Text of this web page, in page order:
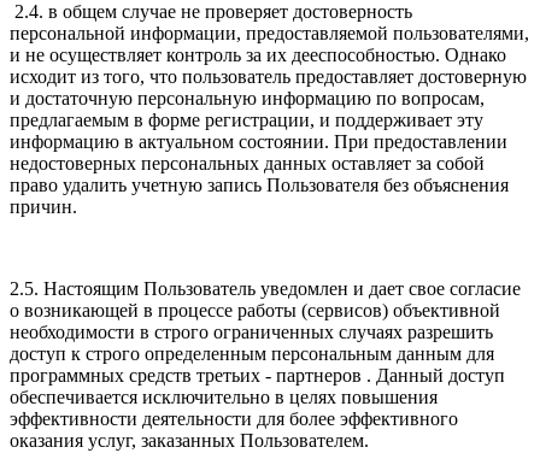
2.4. в общем случае не проверяет достоверность
персональной информации, предоставляемой пользователями,
и не осуществляет контроль за их дееспособностью. Однако
исходит из того, что пользователь предоставляет достоверную
и достаточную персональную информацию по вопросам,
предлагаемым в форме регистрации, и поддерживает эту
информацию в актуальном состоянии. При предоставлении
недостоверных персональных данных оставляет за собой
право удалить учетную запись Пользователя без объяснения
причин.
2.5. Настоящим Пользователь уведомлен и дает свое согласие
о возникающей в процессе работы (сервисов) объективной
необходимости в строго ограниченных случаях разрешить
доступ к строго определенным персональным данным для
программных средств третьих - партнеров . Данный доступ
обеспечивается исключительно в целях повышения
эффективности деятельности для более эффективного
оказания услуг, заказанных Пользователем.